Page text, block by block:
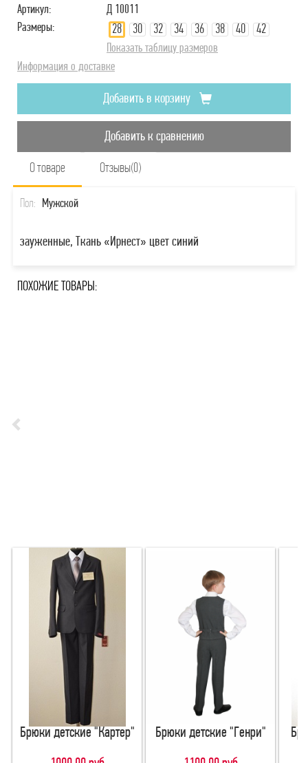
Артикул:
Д 10011
Размеры:
28 30 32 34 36 38 40 42
Показать таблицу размеров
Информация о доставке
Добавить в корзину
Добавить к сравнению
О товаре Отзывы(0)
Пол: Мужской
зауженные, Ткань «Ирнест» цвет синий
ПОХОЖИЕ ТОВАРЫ:
Брюки детские "Картер"
Брюки детские "Генри"